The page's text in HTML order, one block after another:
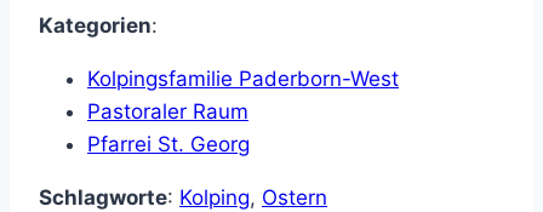
Kategorien:
Kolpingsfamilie Paderborn-West
Pastoraler Raum
Pfarrei St. Georg
Schlagworte: Kolping, Ostern